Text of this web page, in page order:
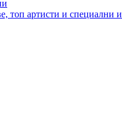
топ артисти и специални